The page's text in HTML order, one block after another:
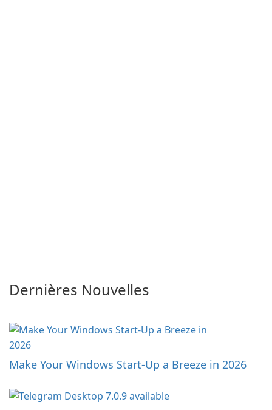
Dernières Nouvelles
Make Your Windows Start-Up a Breeze in 2026